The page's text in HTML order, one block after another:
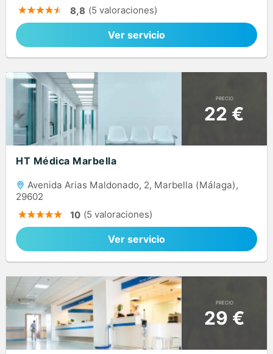
8,8 (5 valoraciones)
Ver servicio
PRECIO
22 €
HT Médica Marbella
Avenida Arias Maldonado, 2, Marbella (Málaga),
29602
10 (5 valoraciones)
Ver servicio
PRECIO
29 €